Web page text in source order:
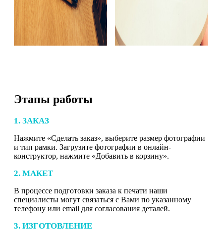
Этапы работы
1. ЗАКАЗ
Нажмите «Сделать заказ», выберите размер фотографии
и тип рамки. Загрузите фотографии в онлайн-
конструктор, нажмите «Добавить в корзину».
2. МАКЕТ
В процессе подготовки заказа к печати наши
специалисты могут связаться с Вами по указанному
телефону или email для согласования деталей.
3. ИЗГОТОВЛЕНИЕ